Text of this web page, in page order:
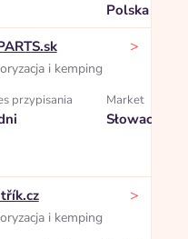
Polska
i kemping
>
przypisania Market
Słowacja
i kemping
>